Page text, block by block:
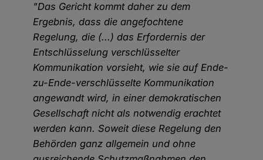
"Das Gericht kommt daher zu dem
Ergebnis, dass die angefochtene
Regelung, die (...) das Erfordernis der
Entschlüsselung verschlüsselter
Kommunikation vorsieht, wie sie auf Ende-
zu-Ende-verschlüsselte Kommunikation
angewandt wird, in einer demokratischen
Gesellschaft nicht als notwendig erachtet
werden kann. Soweit diese Regelung den
Behörden ganz allgemein und ohne